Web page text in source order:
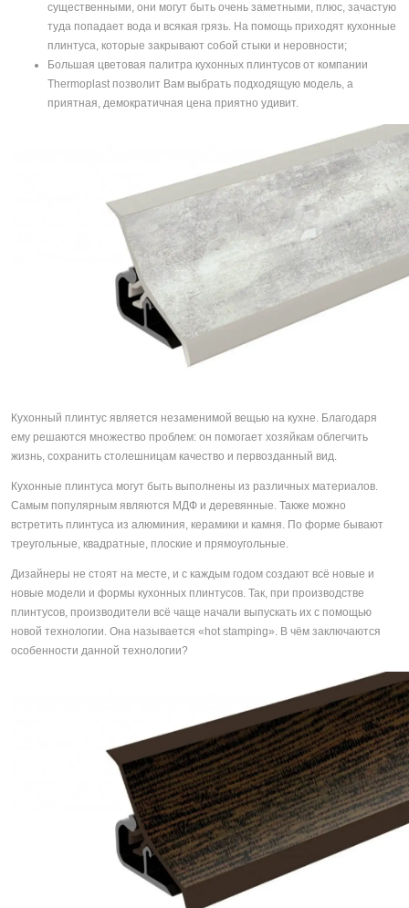
существенными, они могут быть очень заметными, плюс, зачастую
туда попадает вода и всякая грязь. На помощь приходят кухонные
плинтуса, которые закрывают собой стыки и неровности;
Большая цветовая палитра кухонных плинтусов от компании
Thermoplast позволит Вам выбрать подходящую модель, а
приятная, демократичная цена приятно удивит.
Кухонный плинтус является незаменимой вещью на кухне. Благодаря
ему решаются множество проблем: он помогает хозяйкам облегчить
жизнь, сохранить столешницам качество и первозданный вид.
Кухонные плинтуса могут быть выполнены из различных материалов.
Самым популярным являются МДФ и деревянные. Также можно
встретить плинтуса из алюминия, керамики и камня. По форме бывают
треугольные, квадратные, плоские и прямоугольные.
Дизайнеры не стоят на месте, и с каждым годом создают всё новые и
новые модели и формы кухонных плинтусов. Так, при производстве
плинтусов, производители всё чаще начали выпускать их с помощью
новой технологии. Она называется «hot stamping». В чём заключаются
особенности данной технологии?